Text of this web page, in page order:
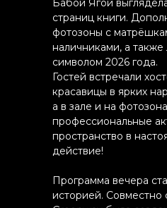
Бабой Ягой
страниц книги.
фотозоны с
наличниками, а
символом 2026 года.
Гостей встречали
красавицы в ярких
а в зале и на
профессиональные
пространство в
действие!
Программа вечера
историей. Совместно